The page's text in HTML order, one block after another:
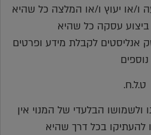
ו/או יעוץ ו/או המלצה כל שהיא
ביצוע עסקה כל שהיא
אנליסטים לקבלת מידע ופרטים
נוספים
ט.ל.ח.
ולשמושו הבלעדי של המנוי אין
להעתיקו בכל דרך שהיא